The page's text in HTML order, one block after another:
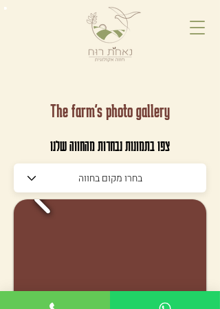
The farm's photo gallery
צפו בתמונות נבחרות מהחווה שלנו